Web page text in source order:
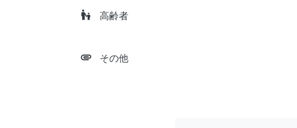
escalator_warning 高齢者
attachment その他